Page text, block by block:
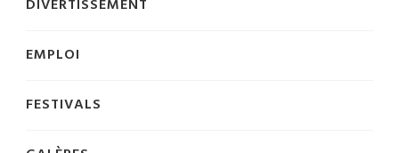
DIVERTISSEMENT
EMPLOI
FESTIVALS